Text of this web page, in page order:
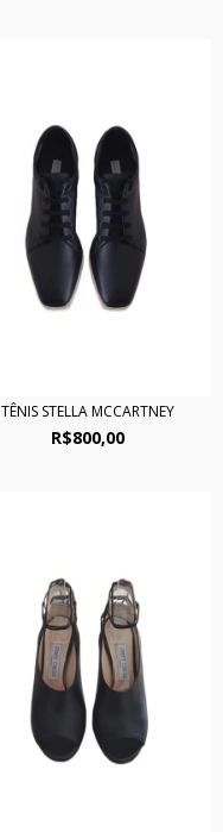
TÊNIS STELLA MCCARTNEY
R$800,00